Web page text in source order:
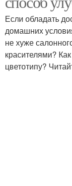
Если обладать
домашних
не хуже
красителями?
цветотипу?